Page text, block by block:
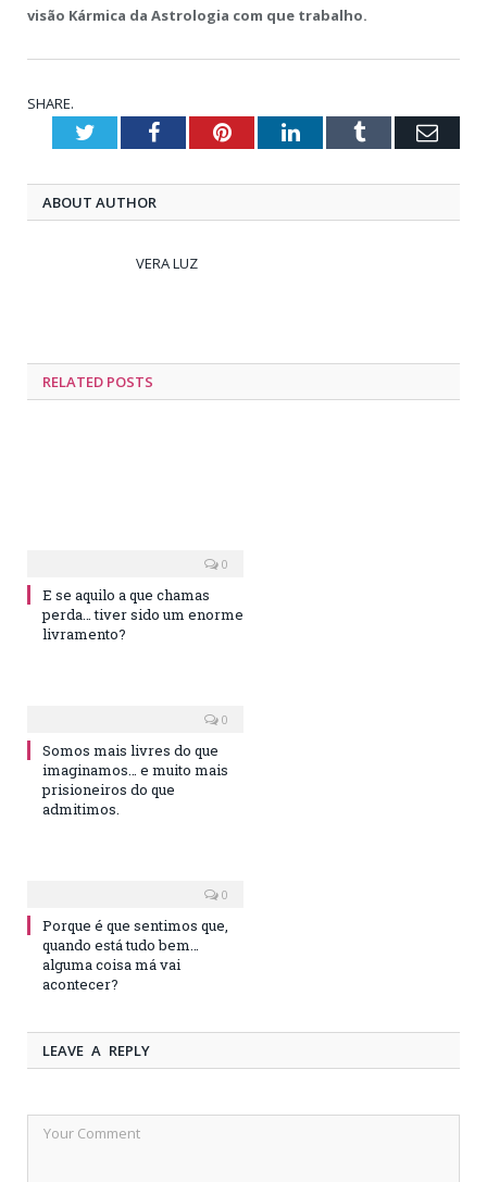
visão Kármica da Astrologia com que trabalho.
SHARE.
TwitterFacebookPinterestLinkedInTumblr
ABOUT AUTHOR
VERA LUZ
RELATED POSTS
0
E se aquilo a que chamas
perda… tiver sido um enorme
livramento?
0
Somos mais livres do que
imaginamos… e muito mais
prisioneiros do que
admitimos.
0
Porque é que sentimos que,
quando está tudo bem…
alguma coisa má vai
acontecer?
LEAVE A REPLY